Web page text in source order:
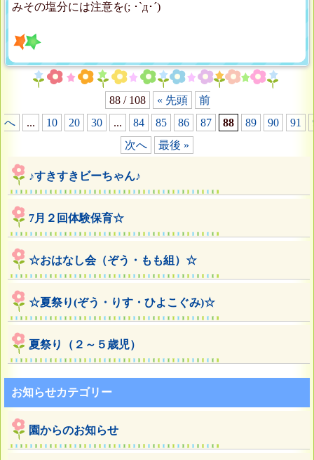
みその塩分には注意を(; ･`д･´)
88 / 108 « 先頭
前
へ
... 10 20 30 ... 84 85 86 87 88 89 90 91
次へ
最後 »
♪すきすきビーちゃん♪
7月２回体験保育☆
☆おはなし会（ぞう・もも組）☆
☆夏祭り(ぞう・りす・ひよこぐみ)☆
夏祭り（２～５歳児）
お知らせカテゴリー
園からのお知らせ